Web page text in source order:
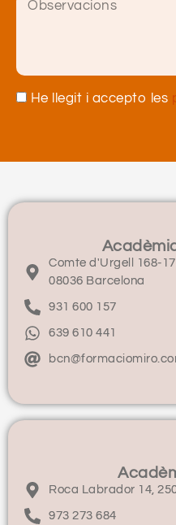
He llegit i accepto les
Comte d'Urgell 168-
08036 Barcelona
931 600 157
639 610 441
Roca Labrador 14,
973 273 684